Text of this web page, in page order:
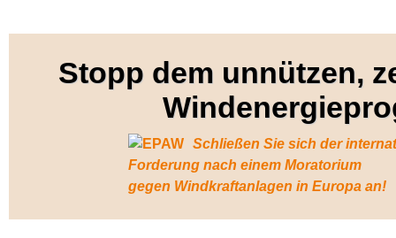
Stopp dem unnützen,
Schließen Sie sich der
Forderung nach einem Moratorium
gegen Windkraftanlagen in Europa an!